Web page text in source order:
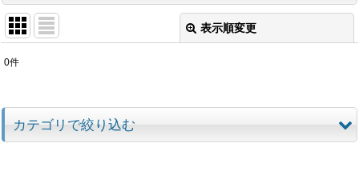
表示順変更
表示数 :
0件
カテゴリで絞り込む